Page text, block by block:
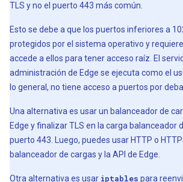
TLS y no el puerto 443 más común.
Esto se debe a que los puertos inferiores a
protegidos por el sistema operativo y
accede a ellos para tener acceso raíz. El
administración de Edge se ejecuta como el
lo general, no tiene acceso a puertos por
Una alternativa es usar un balanceador de
Edge y finalizar TLS en la carga balanceador
puerto 443. Luego, puedes usar HTTP o
balanceador de cargas y la API de Edge.
Otra alternativa es usar iptables para